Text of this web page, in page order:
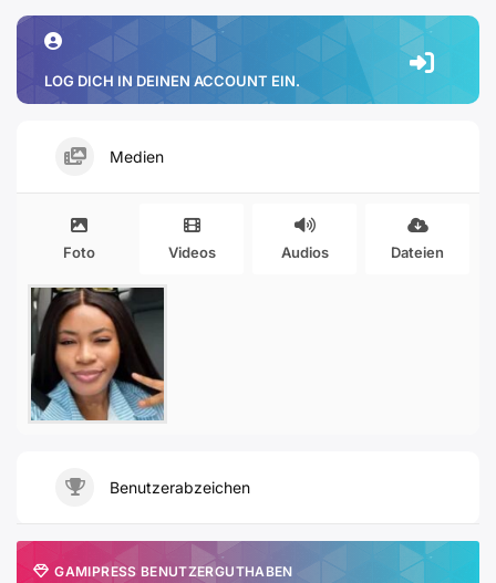
LOG DICH IN DEINEN ACCOUNT EIN.
Medien
Foto Videos Audios Dateien
Benutzerabzeichen
GAMIPRESS BENUTZERGUTHABEN